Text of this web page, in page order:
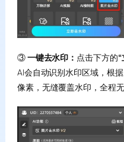
③一键去水印： 点击下方的
AI会自动识别水印区域，根
像素，无缝覆盖水印，全程